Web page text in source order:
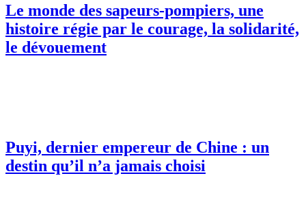
Le monde des sapeurs-pompiers, une
histoire régie par le courage, la solidarité,
le dévouement
Puyi, dernier empereur de Chine : un
destin qu’il n’a jamais choisi